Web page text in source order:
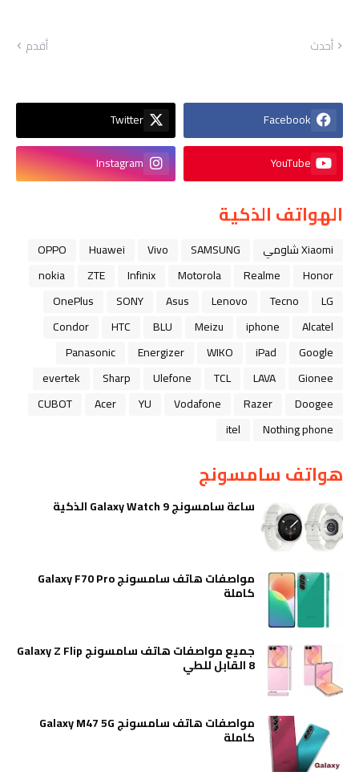
أحدث أقدم
Facebook
Twitter
YouTube
Instagram
الهواتف الذكية
Xiaomi شاومي SAMSUNG
Vivo
Huawei
OPPO
Honor
Realme
Motorola
Infinix
ZTE
nokia
LG
Tecno
Lenovo
Asus
SONY
OnePlus
Alcatel
iphone
Meizu
BLU
HTC
Condor
Google
iPad
WIKO
Energizer
Panasonic
Gionee
LAVA
TCL
Ulefone
Sharp
evertek
Doogee
Razer
Vodafone
YU
Acer
CUBOT
Nothing phone
itel
هواتف سامسونج
ساعة سامسونج Galaxy Watch 9 الذكية
مواصفات هاتف سامسونج Galaxy F70 Pro
كاملة
جميع مواصفات هاتف سامسونج Galaxy Z Flip
8 القابل للطي
مواصفات هاتف سامسونج Galaxy M47 5G
كاملة